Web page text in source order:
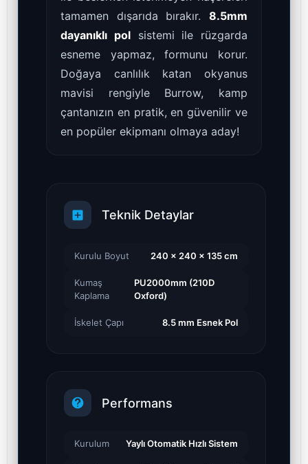
tamamen dışarıda bırakır. 8.5mm
dayanıklı polsistemi ile rüzgarda
esneme yapmaz, formunu korur.
Doğaya canlılık katan okyanus
mavisi rengiyle Burrow, kamp
çantanızın en pratik, en güvenilir ve
en popüler ekipmanı olmaya aday!
Teknik Detaylar
Kurulu Boyut 240 x 240 x 135 cm
Kumaş
Kaplama
PU2000mm (210D
Oxford)
İskelet Çapı 8.5 mm Esnek Pol
Performans
Kurulum Yaylı Otomatik Hızlı Sistem